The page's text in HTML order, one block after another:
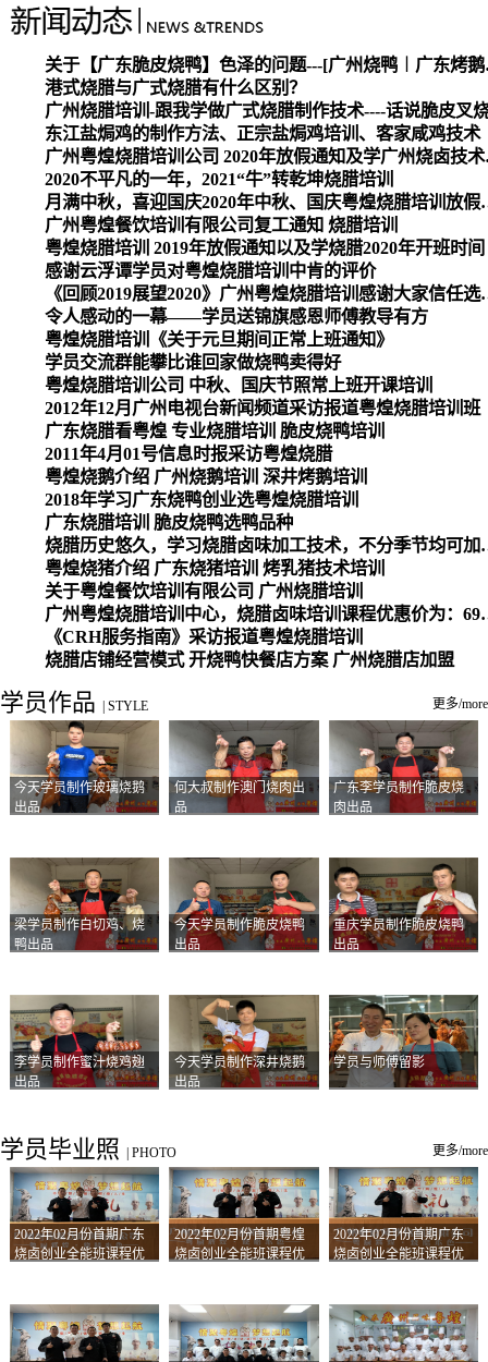
关于【广
港式烧腊与广式烧腊有什么区别？
广州烧腊培训-跟我学做广式烧腊制作技术----话说脆皮叉
东江盐焗鸡的制作方法、正宗盐焗鸡培训、客家咸鸡技术
广州粤煌
2020不平凡的一年，2021“牛”转乾坤烧腊培训
月满中秋，喜迎
广州粤煌餐饮培训有限公司复工通知 烧腊培训
粤煌烧腊培训 2019年放假通知以及学烧腊2020年开班时间
感谢云浮谭学员对粤煌烧腊培训中肯的评价
《回顾2019展望
令人感动的一幕——学员送锦旗感恩师傅教导有方
粤煌烧腊培训《关于元旦期间正常上班通知》
学员交流群能攀比谁回家做烧鸭卖得好
粤煌烧腊培训公司 中秋、国庆节照常上班开课培训
2012年12月广州电视台新闻频道采访报道粤煌烧腊培训班
广东烧腊看粤煌 专业烧腊培训 脆皮烧鸭培训
2011年4月01号信息时报采访粤煌烧腊
粤煌烧鹅介绍 广州烧鹅培训 深井烤鹅培训
2018年学习广东烧鸭创业选粤煌烧腊培训
广东烧腊培训 脆皮烧鸭选鸭品种
烧腊历史悠久，学习
粤煌烧猪介绍 广东烧猪培训 烤乳猪技术培训
关于粤煌餐饮培训有限公司 广州烧腊培训
广州粤煌烧腊培训中心，烧腊卤味培训课程优惠价为：6980元
《CRH服务指南》采访报道粤煌烧腊培训
烧腊店铺经营模式 开烧鸭快餐店方案 广州烧腊店加盟
学员作品 STYLE 更多/more
今天学员制作玻璃烧鹅
出品
何大叔制作澳门烧肉出
品
广东李学员制作脆皮烧
肉出品
梁学员制作白切鸡、烧
鸭出品
今天学员制作脆皮烧鸭
出品
重庆学员制作脆皮烧鸭
出品
李学员制作蜜汁烧鸡翅
出品
今天学员制作深井烧鹅
出品
学员与师傅留影
学员毕业照 PHOTO 更多/more
2022年02月份首期广东
烧卤创业全能班课程优
2022年02月份首期粤煌
烧卤创业全能班课程优
2022年02月份首期广东
烧卤创业全能班课程优